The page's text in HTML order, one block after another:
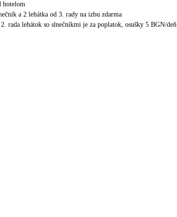
hotelom
a 2 lehátka od 3. rady na izbu zdarma
2. rada lehátok so slnečníkmi je za poplatok, osušky 5 BGN/deň